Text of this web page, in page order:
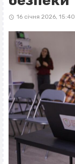
16 січня 2026, 15:40